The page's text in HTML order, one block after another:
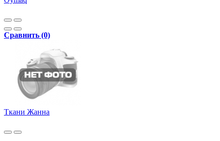
Сравнить (0)
Ткани Жанна